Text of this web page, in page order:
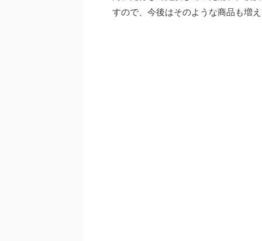
すので、今後はそのような商品も増